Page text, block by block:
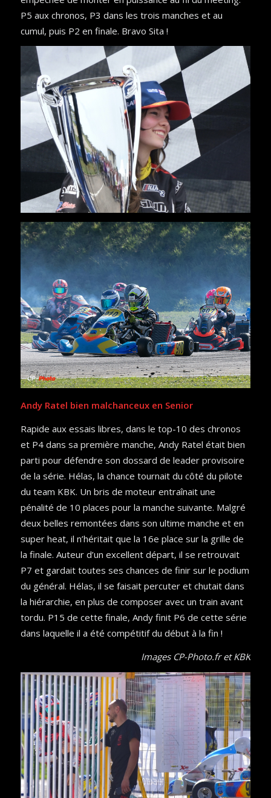
P5 aux chronos, P3 dans les trois manches et au
cumul, puis P2 en finale. Bravo Sita !
Andy Ratel bien malchanceux en Senior
Rapide aux essais libres, dans le top-10 des chronos
et P4 dans sa première manche, Andy Ratel était bien
parti pour défendre son dossard de leader provisoire
de la série. Hélas, la chance tournait du côté du pilote
du team KBK. Un bris de moteur entraînait une
pénalité de 10 places pour la manche suivante. Malgré
deux belles remontées dans son ultime manche et en
super heat, il n’héritait que la 16e place sur la grille de
la finale. Auteur d’un excellent départ, il se retrouvait
P7 et gardait toutes ses chances de finir sur le podium
du général. Hélas, il se faisait percuter et chutait dans
la hiérarchie, en plus de composer avec un train avant
tordu. P15 de cette finale, Andy finit P6 de cette série
dans laquelle il a été compétitif du début à la fin !
Images CP-Photo.fr et KBK